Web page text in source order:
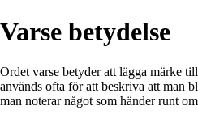
Varse betydelse
Ordet varse betyder att lägga märke
används ofta för att beskriva att man
man noterar något som händer runt